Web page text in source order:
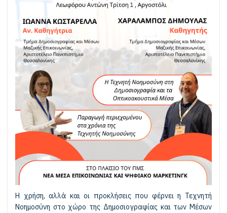
H χρήση, αλλά και οι προκλήσεις που φέρνει η Τεχνητή
Νοημοσύνη στο χώρο της Δημοσιογραφίας και των Μέσων